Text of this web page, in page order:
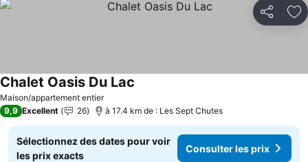
Partager
Maison/appartement entier
Chalet Oasis Du Lac
9,9 Excellent 26 à 17.4 km de : Les Sept Chutes
Sélectionnez des dates pour voir
les prix exacts
Consulter les prix